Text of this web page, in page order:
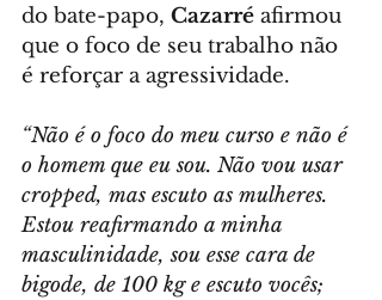
do bate-papo, Cazarré afirmou
que o foco de seu trabalho não
é reforçar a agressividade.
“Não é o foco do meu curso e não é
o homem que eu sou. Não vou usar
cropped, mas escuto as mulheres.
Estou reafirmando a minha
masculinidade, sou esse cara de
bigode, de 100 kg e escuto vocês;